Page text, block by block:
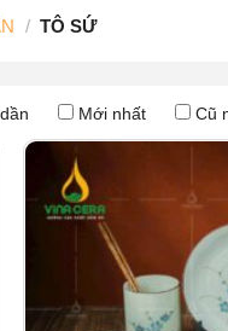
/ TÔ SỨ
Mới nhất Cũ